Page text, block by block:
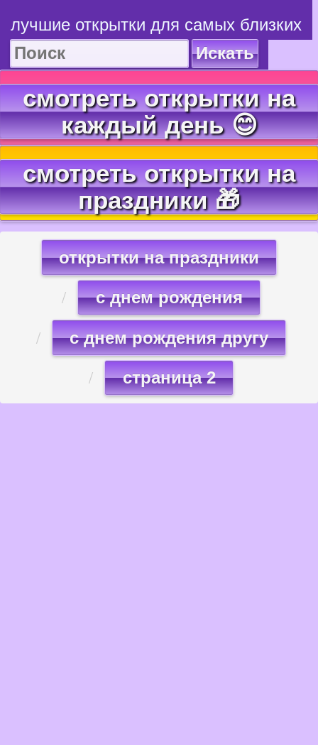
лучшие открытки для самых близких
Искать
смотреть открытки на
каждый день 😊
смотреть открытки на
праздники 🎁
открытки на праздники
с днем рождения
с днем рождения другу
страница 2